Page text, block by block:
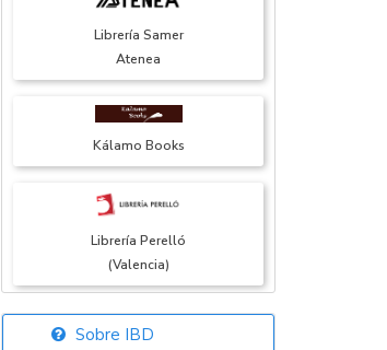
Librería Samer
Atenea
Kálamo Books
Librería Perelló
(Valencia)
Sobre IBD